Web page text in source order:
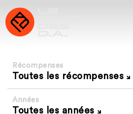
Récompenses
Toutes les récompenses
Années
Toutes les années